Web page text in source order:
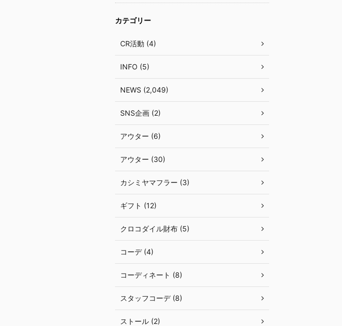
カテゴリー
CR活動 (4)
INFO (5)
NEWS (2,049)
SNS企画 (2)
アウター (6)
アウター (30)
カシミヤマフラー (3)
ギフト (12)
クロコダイル財布 (5)
コーデ (4)
コーディネート (8)
スタッフコーデ (8)
ストール (2)